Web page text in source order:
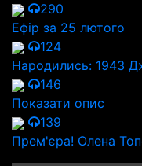
290
Ефір за 25 лютого
124
Народились: 1943
146
Показати опис
139
Прем'єра! Олена